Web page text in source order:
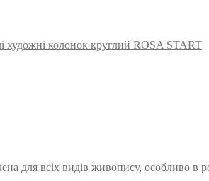
художні колонок круглий ROSA START
для всіх видів живопису, особливо